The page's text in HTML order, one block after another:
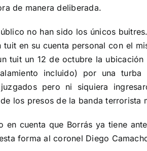
de manera deliberada.
no han sido los únicos
tuit en su cuenta personal con el
tuit un 12 de octubre la
incluido) por una
pero ni siquiera
los presos de la banda terrorista
en cuenta que Borrás ya tiene
forma al coronel Diego